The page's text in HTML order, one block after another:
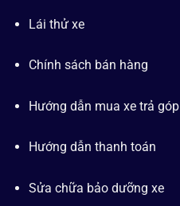
Lái thử xe
Chính sách bán hàng
Hướng dẫn mua xe trả góp
Hướng dẫn thanh toán
Sửa chữa bảo dưỡng xe